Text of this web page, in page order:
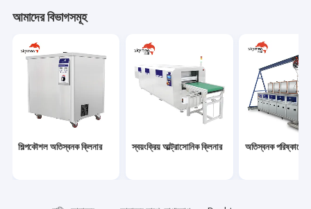
ডিজিটাল অস্থায়ী ক্লিনার
তাপ বিনিময়কারী অতিস্বনক ক্লিনার
অতিস্বনক গল্ফ ক্লাব ক্লিনার
সিল মেশিন পরিষ্কারের
আমাদের বিভাগসমূহ
শিল্পকৌশল অতিস্বনক ক্লিনার স্বয়ংক্রিয় আল্ট্রাসোনিক ক্লিনার অতিস্বনক পরিষ্কারের